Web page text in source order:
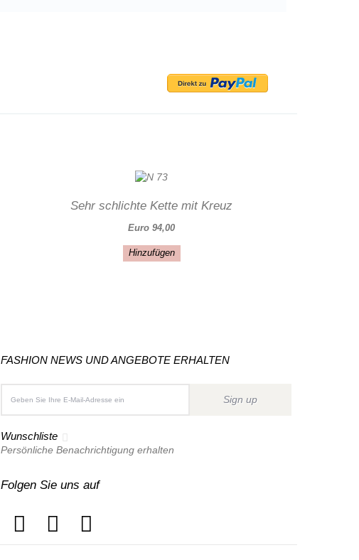
Sehr schlichte Kette mit Kreuz
Euro 94,00
Hinzufügen
FASHION NEWS UND ANGEBOTE ERHALTEN
Sign up
Wunschliste
Persönliche Benachrichtigung erhalten
Folgen Sie uns auf